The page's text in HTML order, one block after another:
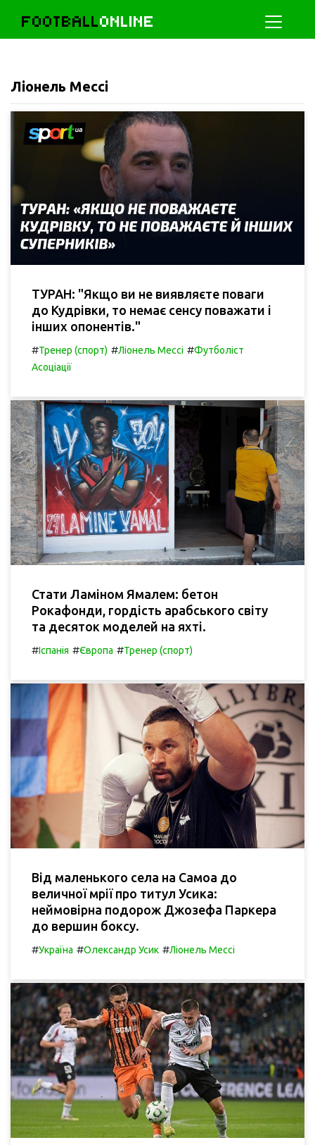
FOOTBALLONLINE
Ліонель Мессі
ТУРАН: "Якщо ви не виявляєте поваги
до Кудрівки, то немає сенсу поважати і
інших опонентів."
#Тренер (спорт) #Ліонель Мессі #Футболіст
Асоціації
Стати Ламіном Ямалем: бетон
Рокафонди, гордість арабського світу
та десяток моделей на яхті.
#Іспанія #Європа #Тренер (спорт)
Від маленького села на Самоа до
величної мрії про титул Усика:
неймовірна подорож Джозефа Паркера
до вершин боксу.
#Україна #Олександр Усик #Ліонель Мессі